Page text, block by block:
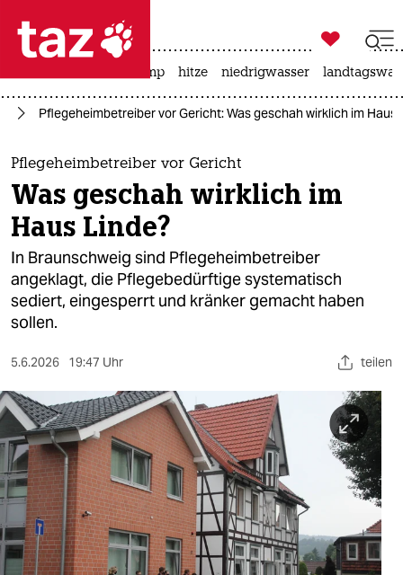
 taz zahl ich
taz zahl ich
themen
politik
öko
gesellschaft
kultur
sport
berlin
nord
wahrheit
verlag
verlag

taz zahl ich
usa unter trump hitze niedrigwasser
Pflegeheimbetreiber vor Gericht: Was geschah wirklich im Haus
Pflegeheimbetreiber vor Gericht
Was geschah wirklich im
Haus Linde?
In Braunschweig sind Pflegeheimbetreiber
angeklagt, die Pflegebedürftige systematisch
sediert, eingesperrt und kränker gemacht haben
sollen.
5.6.2026 19:47 Uhr teilen